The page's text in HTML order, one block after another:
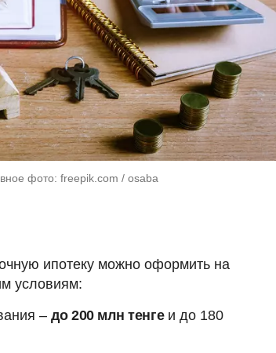
фото: freepik.com / osaba
ипотеку можно оформить на
условиям:
– до 200 млн тенгеи до 180